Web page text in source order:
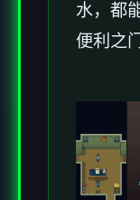
水，都
便利之